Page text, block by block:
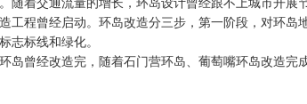
随着交通流量的增长，环岛设计曾经跟不上城市开展
程曾经启动。环岛改造分三步，第一阶段，对环岛
志标线和绿化。
曾经改造完，随着石门营环岛、葡萄嘴环岛改造完